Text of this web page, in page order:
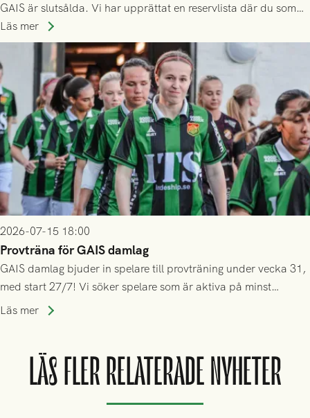
GAIS är slutsålda. Vi har upprättat en reservlista där du som
ännu inte har någon biljett kan anmäla ditt intresse. Du kan
inte själv överlåta din biljett till någon annan.
Läs mer
2026-07-15 18:00
Provträna för GAIS damlag
GAIS damlag bjuder in spelare till provträning under vecka 31,
med start 27/7! Vi söker spelare som är aktiva på minst
division 3-nivå.
Läs mer
LÄS FLER RELATERADE NYHETER